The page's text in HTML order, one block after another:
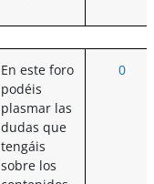
En este foro
podéis
plasmar las
dudas que
tengáis
sobre los
0